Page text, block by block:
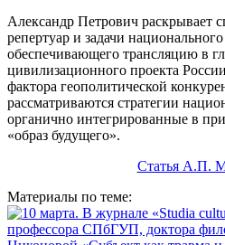
Александр Петрович раскрывает
репертуар и задачи
обеспечивающего трансляцию в
цивилизационного проекта
фактора геополитической
рассматриваются стратегии
органично интегрированные в
«образ будущего».
Статья А.П.
Материалы по теме: